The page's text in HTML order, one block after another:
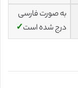
به صورت فارسی
درج شده است✓